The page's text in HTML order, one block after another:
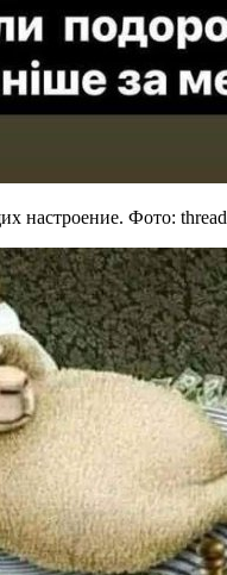
настроение. Фото: